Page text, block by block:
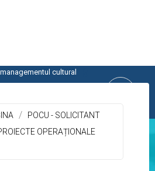
BOLYAI, CLUJ-
cultural
/
POCU - SOLICITANT
OPERAȚIONALE